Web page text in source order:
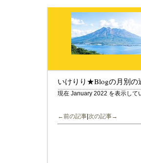
いけりり★Blogの月別の
現在 January 2022 を表示して
←前の記事 次の記事→